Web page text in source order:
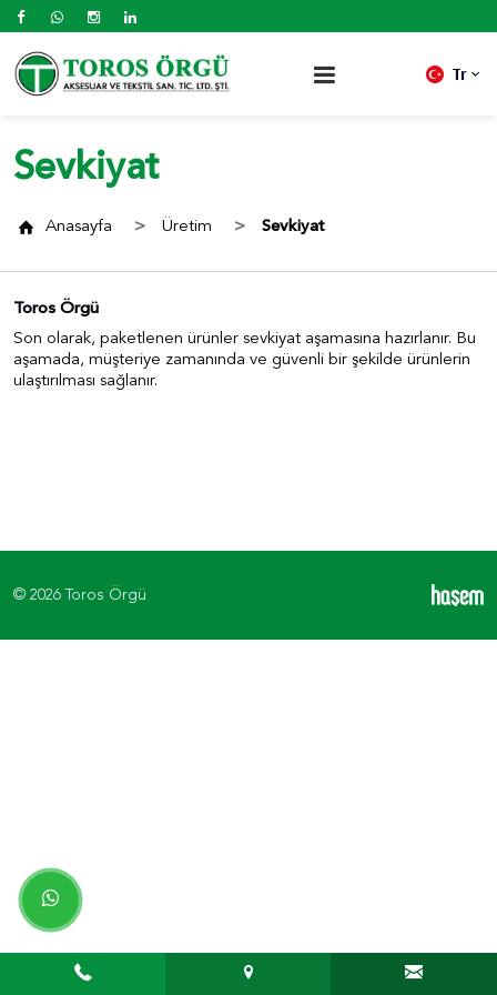
Tr
Sevkiyat
Anasayfa Üretim Sevkiyat
Toros Örgü
Son olarak, paketlenen ürünler sevkiyat aşamasına hazırlanır. Bu
aşamada, müşteriye zamanında ve güvenli bir şekilde ürünlerin
ulaştırılması sağlanır.
© 2026 Toros Örgü